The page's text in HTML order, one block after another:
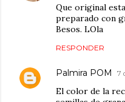
Que original
preparado con
Besos. LOla
RESPONDER
Palmira POM 7
El color de la